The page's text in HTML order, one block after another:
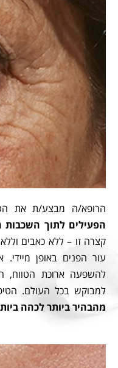
הרופא/ה מבצע/ת את
הפעילים לתוך
קצרה זו – ללא כאבים
עור הפנים באופן מיידי.
למבוקש בכל העולם.
מהבהיר ביותר לכהה